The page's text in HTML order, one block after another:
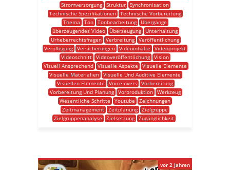
Stromversorgung Struktur Synchronisation
Technische Spezifikationen
Technische Vorbereitung
Thema
Ton Tonbearbeitung
Übergänge
überzeugendes Video
Überzeugung
Unterhaltung
Urheberrechtsfragen Verbreitung Veröffentlichung
Verpflegung Versicherungen Videoinhalte
Videoprojekt
Videoschnitt Videoveröffentlichung Vision
Visuell Ansprechend
Visuelle Aspekte
Visuelle Elemente
Visuelle Materialien Visuelle Und Auditive Elemente
Visuellen Elemente
Voice-overs Vorbereitung
Vorbereitung Und Planung
Vorproduktion
Werkzeug
Wesentliche Schritte
Youtube
Zeichnungen
Zeitmanagement Zeitplanung Zielgruppe
Zielgruppenanalyse
Zielsetzung Zugänglichkeit
vor 2 Jahren